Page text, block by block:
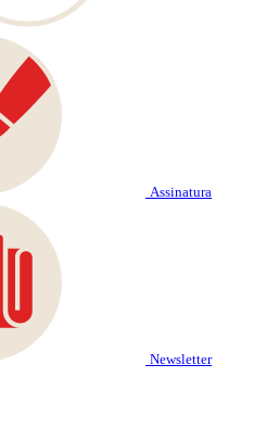
Assinatura
Newsletter